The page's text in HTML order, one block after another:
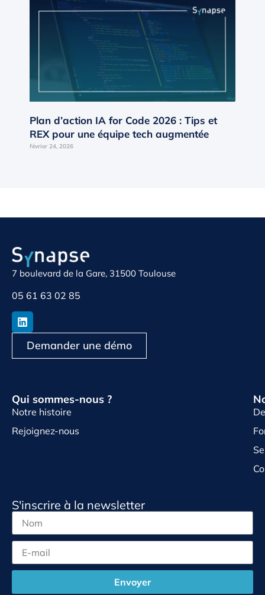
Plan d’action IA for Code 2026 : Tips et
REX pour une équipe tech augmentée
février 24, 2026
7 boulevard de la Gare, 31500 Toulouse
05 61 63 02 85
Demander une démo
Qui sommes-nous ?
Notre histoire
Rejoignez-nous
S'inscrire à la newsletter
Envoyer